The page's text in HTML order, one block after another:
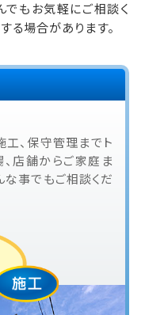
でもお気軽にご相談く
場合があります。
、保守管理までト
、店舗からご家庭ま
な事でもご相談くだ